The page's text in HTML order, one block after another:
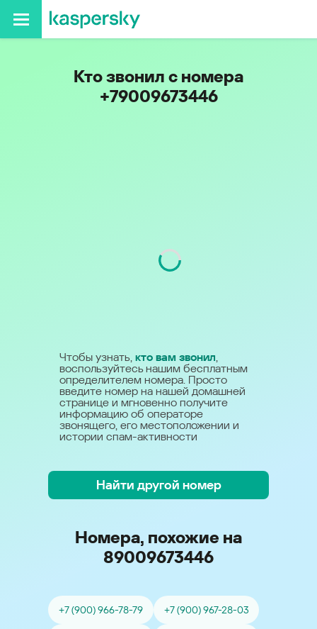
Кто звонил с номера
+79009673446
Чтобы узнать, кто вам звонил,
воспользуйтесь нашим бесплатным
определителем номера. Просто
введите номер на нашей домашней
странице и мгновенно получите
информацию об операторе
звонящего, его местоположении и
истории спам-активности
Найти другой номер
Номера, похожие на
89009673446
+7 (900) 966-78-79 +7 (900) 967-28-03